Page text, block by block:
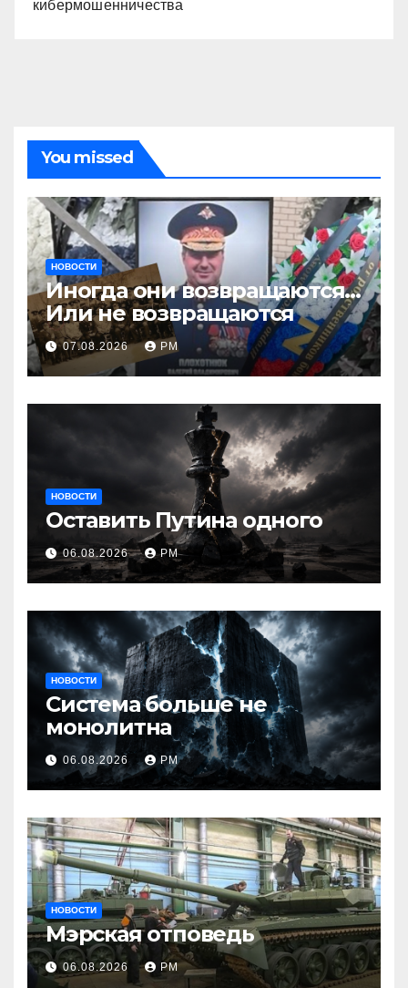
кибермошенничества
You missed
НОВОСТИ
Иногда они возвращаются…
Или не возвращаются
07.08.2026 РМ
НОВОСТИ
Оставить Путина одного
06.08.2026 РМ
НОВОСТИ
Система больше не
монолитна
06.08.2026 РМ
НОВОСТИ
Мэрская отповедь
06.08.2026 РМ